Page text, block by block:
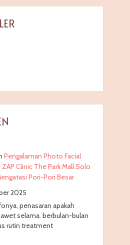
Pengalaman Photo Facial
Clinic The Park Mall Solo
Pori-Pori Besar
2025
penasaran apakah
selama. berbulan-bulan
rutin treatment